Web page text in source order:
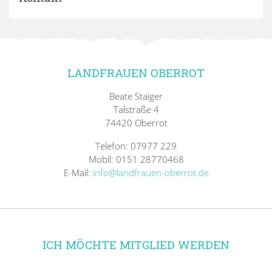
LANDFRAUEN OBERROT
Beate Staiger
Talstraße 4
74420 Oberrot
Telefon: 07977 229
Mobil: 0151 28770468
E-Mail: info@landfrauen-oberrot.de
ICH MÖCHTE MITGLIED WERDEN